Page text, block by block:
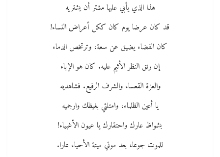
هذا الذي يأبي عليها مشتر أن يشتريه
قد كان عرضا يوم كان ككل أعراض النساء!
كان الفضاء يضيق عن سعة، وترتخص الدماء
إن رنق النظر الأثيم عليه. كان هو الإباء
والعزة القعساء والشرف الرفيع. فشاهديه
يا أعين الظلماء، وامتلئي بغيظك وارجميه
بشواظ عارك واحتقارك يا عيون الأغبياء!
للموت جوعا، بعد موتي ميتة الأحياء عارا.